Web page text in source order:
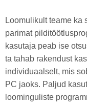
Loomulikult teame ka
parimat
kasutaja peab ise
ta tahab rakendust
individuaalselt, mis
PC jaoks. Paljud
loominguliste